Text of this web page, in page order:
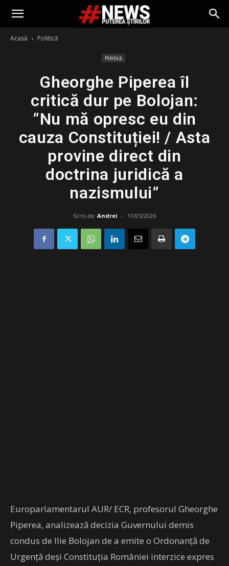
Acasă Politică
Politică
Gheorghe Piperea îl
critică dur pe Bolojan:
”Nu mă opresc eu din
cauza Constituției! / Asta
provine direct din
doctrina juridică a
nazismului”
Scris de Andrei - 11/05/2026
Europarlamentarul AUR/ ECR, profesorul Gheorghe
Piperea, analizează decizia Guvernului demis
condus de Ilie Bolojan de a emite o Ordonanță de
Urgență deși Constituția României interzice expres